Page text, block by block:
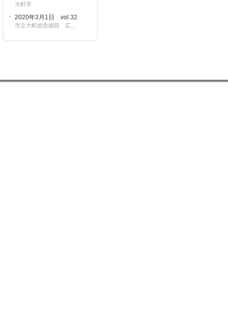
大町市
2020年3月1日 vol.32
市立大町総合病院 広...